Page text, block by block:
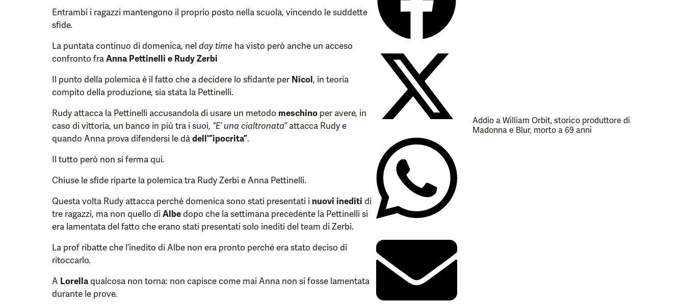
Entrambi i ragazzi mantengono il proprio posto nella scuola, vincendo le suddette
sfide.
La puntata continuo di domenica, nel day time ha visto però anche un acceso
confronto fraAnna Pettinelli e Rudy Zerbi
Il punto della polemica è il fatto che a decidere lo sfidante per Nicol, in teoria
compito della produzione, sia stata la Pettinelli.
Rudy attacca la Pettinelli accusandola di usare un metodo meschino per avere, in
caso di vittoria, un banco in più tra i suoi, “E’ una cialtronata”attacca Rudy e
quando Anna prova difendersi le dàdell'”ipocrita”.
Il tutto però non si ferma qui.
Chiuse le sfide riparte la polemica tra Rudy Zerbi e Anna Pettinelli.
Questa volta Rudy attacca perché domenica sono stati presentati i nuovi inediti di
tre ragazzi, ma non quello diAlbedopo che la settimana precedente la Pettinelli si
era lamentata del fatto che erano stati presentati solo inediti del team di Zerbi.
La prof ribatte che l’inedito di Albe non era pronto perché era stato deciso di
ritoccarlo.
A Lorellaqualcosa non torna: non capisce come mai Anna non si fosse lamentata
durante le prove.
Addio a William Orbit, storico produttore di
Madonna e Blur, morto a 69 anni